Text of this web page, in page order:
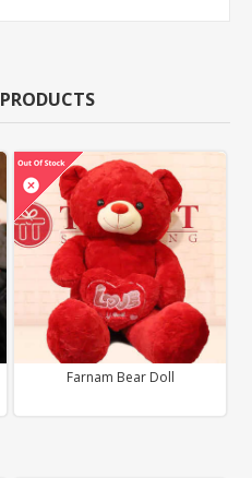
Farnam Bear Doll